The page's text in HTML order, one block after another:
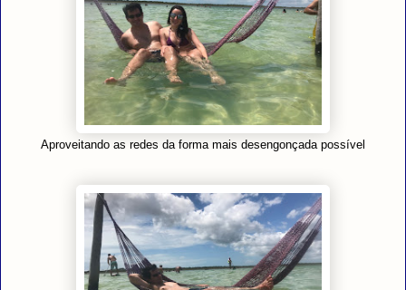
Aproveitando as redes da forma mais desengonçada possível